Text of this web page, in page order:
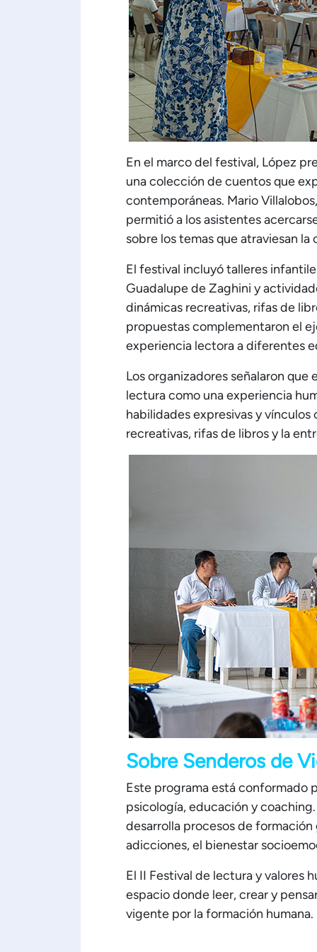
En el marco del festival, López
una colección de cuentos que
contemporáneas. Mario
permitió a los asistentes
sobre los temas que atraviesan la
El festival incluyó talleres
Guadalupe de Zaghini y
dinámicas recreativas, rifas de
propuestas complementaron el
experiencia lectora a diferentes
Los organizadores señalaron
lectura como una experiencia
habilidades expresivas y
recreativas, rifas de libros y la
Sobre Senderos de
Este programa está conformado
psicología, educación y
desarrolla procesos de
adicciones, el bienestar
El II Festival de lectura y valores
espacio donde leer, crear y
vigente por la formación humana.